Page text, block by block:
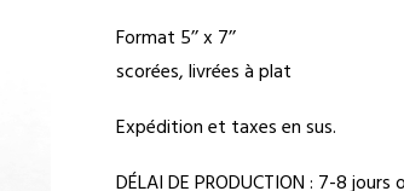
Format 5’’ x 7’’
scorées, livrées à plat
Expédition et taxes en sus.
DÉLAI DE PRODUCTION : 7-8 jours